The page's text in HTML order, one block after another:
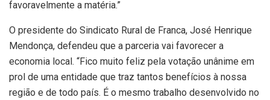
favoravelmente a matéria.”
O presidente do Sindicato Rural de Franca, José Henrique
Mendonça, defendeu que a parceria vai favorecer a
economia local. “Fico muito feliz pela votação unânime em
prol de uma entidade que traz tantos benefícios à nossa
região e de todo país. É o mesmo trabalho desenvolvido no